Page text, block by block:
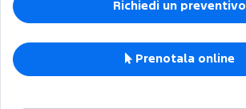
Richiedi un preventivo
Prenotala online